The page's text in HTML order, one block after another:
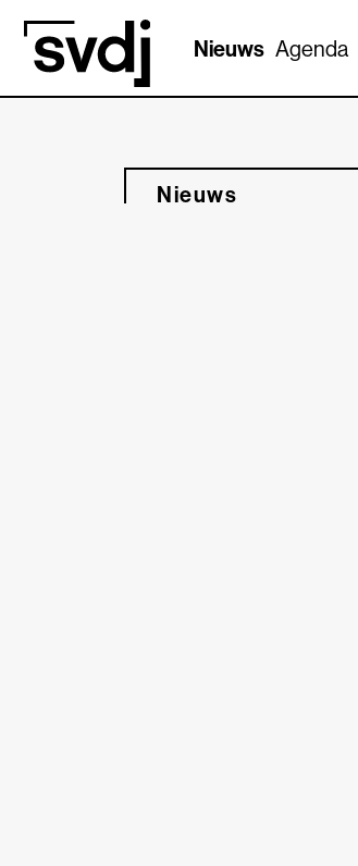
Naar hoofdinhoud
Nieuws Agenda
Nieuws